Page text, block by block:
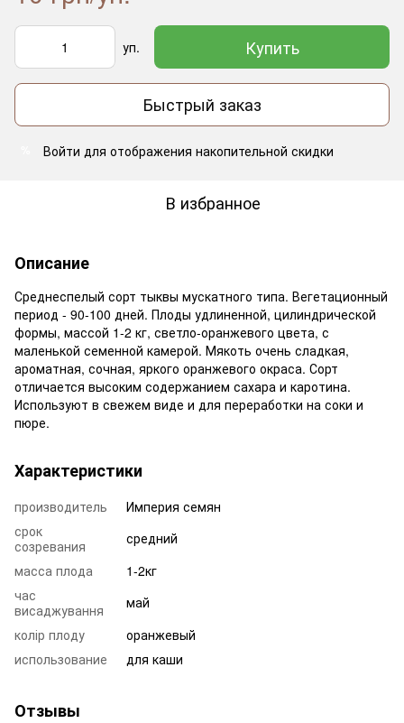
уп. Купить
Быстрый заказ
Войти для отображения накопительной скидки
В избранное
Описание
Среднеспелый сорт тыквы мускатного типа. Вегетационный
период - 90-100 дней. Плоды удлиненной, цилиндрической
формы, массой 1-2 кг, светло-оранжевого цвета, с
маленькой семенной камерой. Мякоть очень сладкая,
ароматная, сочная, яркого оранжевого окраса. Сорт
отличается высоким содержанием сахара и каротина.
Используют в свежем виде и для переработки на соки и
пюре.
Характеристики
производитель
Империя семян
срок
созревания
средний
масса плода
1-2кг
час
висаджування
май
колір плоду
оранжевый
использование
для каши
Отзывы